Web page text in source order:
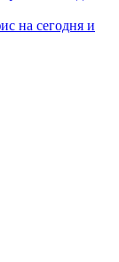
на сегодня и